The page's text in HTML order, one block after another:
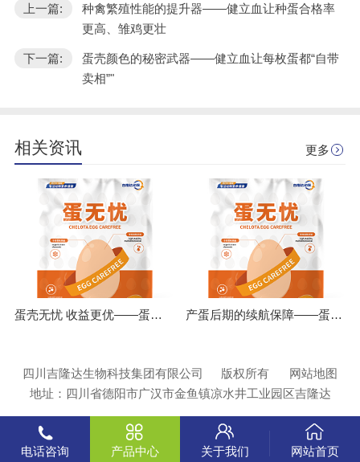
上一篇:
种禽繁殖性能的提升器——健立血让种蛋合格率
更高、雏鸡更壮
下一篇:
蛋壳颜色的秘密武器——健立血让每枚蛋都“自带
卖相”"
相关资讯 更多
蛋壳无忧 收益更优——蛋无忧全程应用的经济账 产蛋后期的续航保障——蛋无忧如何应对热应激与高温挑战
四川吉隆达生物科技集团有限公司 版权所有
网站地图
地址：四川省德阳市广汉市金鱼镇凉水井工业园区吉隆达
电话咨询 产品中心 关于我们 网站首页